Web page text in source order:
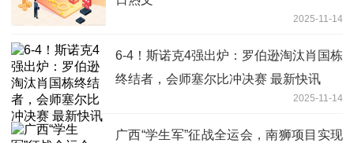
2025-11-14
6-4！斯诺克4强出炉：罗伯逊淘汰肖国栋
终结者，会师塞尔比冲决赛 最新快讯
2025-11-14
广西“学生军”征战全运会，南狮项目实现